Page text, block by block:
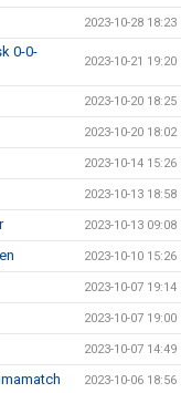
2023-10-28 18:23
0-0-
2023-10-21 19:20
2023-10-20 18:25
2023-10-20 18:02
2023-10-14 15:26
2023-10-13 18:58
2023-10-13 09:08
2023-10-10 15:26
2023-10-07 19:14
2023-10-07 19:00
2023-10-07 14:49
2023-10-06 18:56